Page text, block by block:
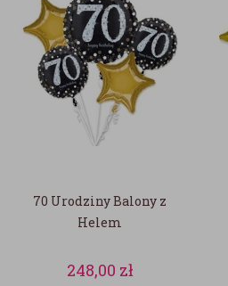
70 Urodziny Balony z
Helem
248,00 zł